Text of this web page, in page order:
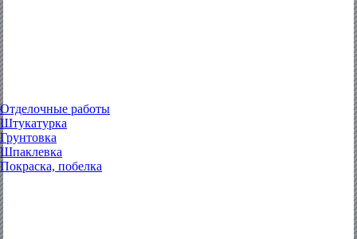
Отделочные работы
Штукатурка
Грунтовка
Шпаклевка
Покраска, побелка